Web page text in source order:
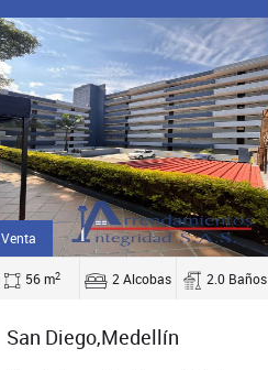
Venta
56 m2 2 Alcobas 2.0 Baños
San Diego,Medellín